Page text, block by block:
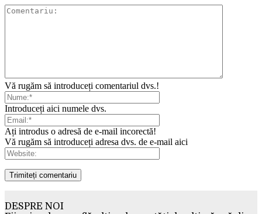
Vă rugăm să introduceți comentariul dvs.!
Introduceți aici numele dvs.
Ați introdus o adresă de e-mail incorectă!
Vă rugăm să introduceți adresa dvs. de e-mail aici
DESPRE NOI